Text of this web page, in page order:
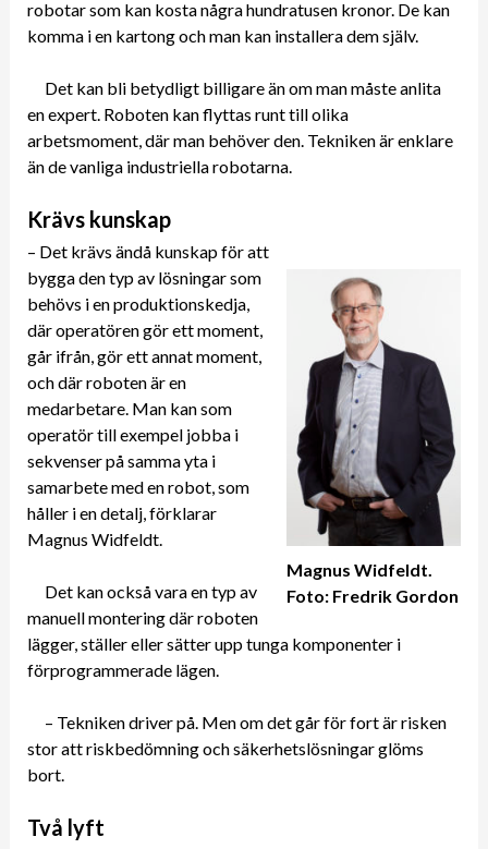
robotar som kan kosta några hundratusen kronor. De kan
komma i en kartong och man kan installera dem själv.
Det kan bli betydligt billigare än om man måste anlita
en expert. Roboten kan flyttas runt till olika
arbetsmoment, där man behöver den. Tekniken är enklare
än de vanliga industriella robotarna.
Krävs kunskap
Magnus Widfeldt.
Foto: Fredrik Gordon
– Det krävs ändå kunskap för att
bygga den typ av lösningar som
behövs i en produktionskedja,
där operatören gör ett moment,
går ifrån, gör ett annat moment,
och där roboten är en
medarbetare. Man kan som
operatör till exempel jobba i
sekvenser på samma yta i
samarbete med en robot, som
håller i en detalj, förklarar
Magnus Widfeldt.
Det kan också vara en typ av
manuell montering där roboten
lägger, ställer eller sätter upp tunga komponenter i
förprogrammerade lägen.
– Tekniken driver på. Men om det går för fort är risken
stor att riskbedömning och säkerhetslösningar glöms
bort.
Två lyft